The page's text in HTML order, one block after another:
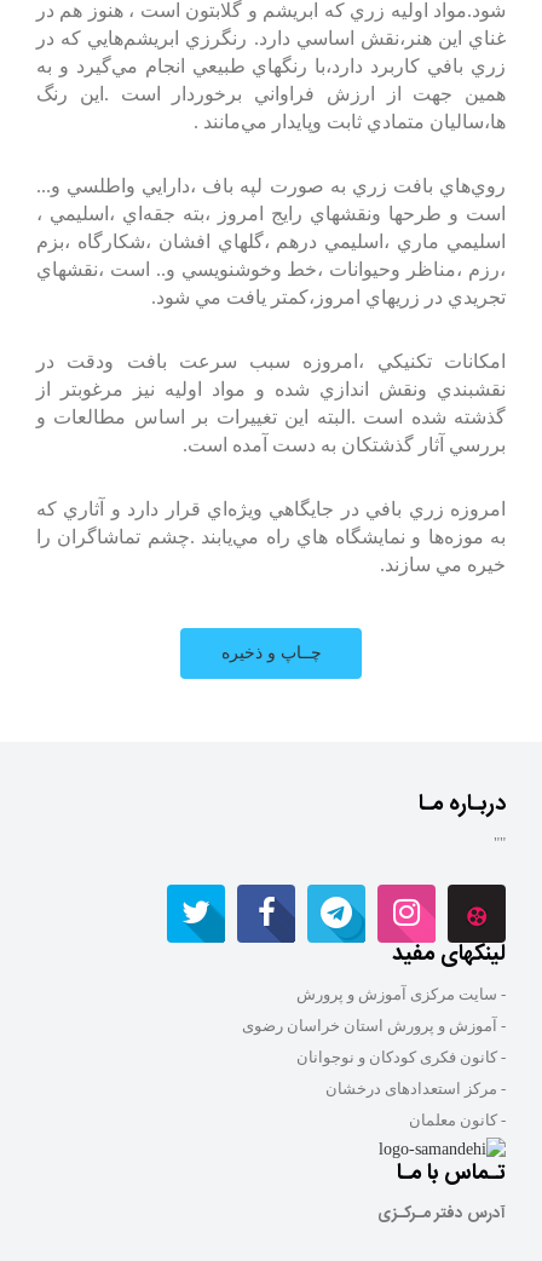
شود.مواد اوليه‌ زري‌ كه‌ ابريشم‌ و گلابتون‌ است‌ ، هنوز هم‌ در
غناي‌ اين‌ هنر،نقش‌ اساسي‌ دارد. رنگرزي‌ ابريشم‌هايي‌ كه‌ در
زري‌ بافي‌ كاربرد دارد،با رنگهاي‌ طبيعي‌ انجام‌ مي‌گيرد و به‌
همين‌ جهت‌ از ارزش‌ فراواني‌ برخوردار است‌ .اين‌ رنگ
ها،ساليان‌ متمادي‌ ثابت‌ وپايدار مي‌مانند .
روي‌هاي‌ بافت‌ زري‌ به‌ صورت‌ لپه‌ باف‌ ،دارايي‌ واطلسي‌ و...
است‌ و طرحها ونقشهاي‌ رايج‌ امروز ،بته‌ جقه‌اي‌ ،اسليمي‌ ،
اسليمي‌ ماري‌ ،اسليمي‌ درهم‌ ،گلهاي‌ افشان‌ ،شكارگاه‌ ،بزم‌
،رزم‌ ،مناظر وحيوانات‌ ،خط‌ وخوشنويسي‌ و.. است‌ ،نقشهاي‌
تجريدي‌ در زريهاي‌ امروز،كمتر يافت‌ مي‌ شود.
امكانات‌ تكنيكي‌ ،امروزه‌ سبب‌ سرعت‌ بافت‌ ودقت‌ در
نقشبندي‌ ونقش‌ اندازي‌ شده‌ و مواد اوليه‌ نيز مرغوبتر از
گذشته‌ شده‌ است‌ .البته‌ اين‌ تغييرات‌ بر اساس‌ مطالعات‌ و
بررسي‌ آثار گذشتكان‌ به‌ دست‌ آمده‌ است‌.
امروزه‌ زري‌ بافي‌ در جايگاهي‌ ويژه‌اي‌ قرار دارد و آثاري‌ كه‌
به‌ موزه‌ها و نمايشگاه هاي‌ راه‌ مي‌يابند .چشم‌ تماشاگران‌ را
خيره‌ مي‌ سازند.
دربـاره مـا
""
لینکهای مفید
- سایت مرکزی آموزش و پرورش
- آموزش و پرورش استان خراسان رضوی
- کانون فکری کودکان و نوجوانان
- مرکز استعدادهای درخشان
- کانون معلمان
تـماس با مـا
آدرس دفتر مـرکـزی